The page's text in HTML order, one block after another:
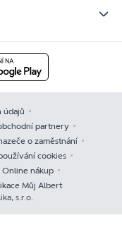
údajů
partnery
o zaměstnání
cookies
nákup
Můj Albert
s.r.o.